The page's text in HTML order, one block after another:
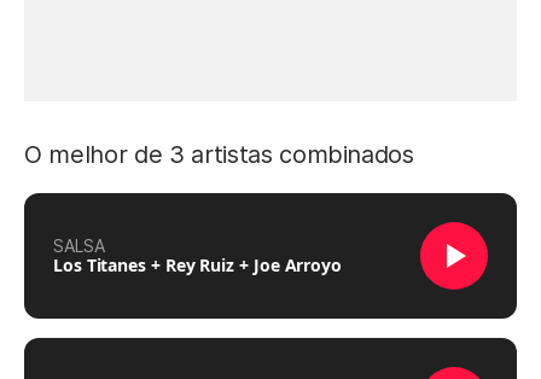
O melhor de 3 artistas combinados
SALSA
Los Titanes + Rey Ruiz + Joe Arroyo